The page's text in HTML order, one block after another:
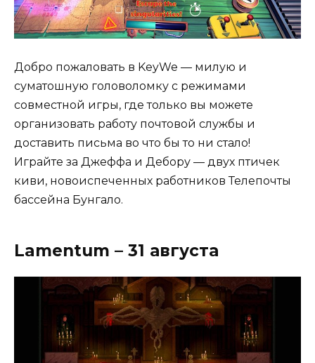
Добро пожаловать в KeyWe — милую и
суматошную головоломку с режимами
совместной игры, где только вы можете
организовать работу почтовой службы и
доставить письма во что бы то ни стало!
Играйте за Джеффа и Дебору — двух птичек
киви, новоиспеченных работников Телепочты
бассейна Бунгало.
Lamentum – 31 августа